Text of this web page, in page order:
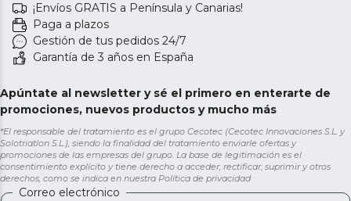
¡Envíos GRATIS a Península y Canarias!
Paga a plazos
Gestión de tus pedidos 24/7
Garantía de 3 años en España
Apúntate al newsletter y sé el primero en enterarte de
promociones, nuevos productos y mucho más
*El responsable del tratamiento es el grupo Cecotec (Cecotec Innovaciones S.L. y
Solotriatlon S.L.), siendo la finalidad del tratamiento enviarle ofertas y
promociones de las empresas del grupo. La base de legitimación es el
consentimiento explícito y tiene derecho a acceder, rectificar, suprimir y otros
derechos, como se indica en nuestra Política de privacidad
Correo electrónico